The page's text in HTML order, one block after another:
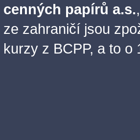
cenných papírů a.s.,
ze zahraničí jsou
kurzy z BCPP, a to o